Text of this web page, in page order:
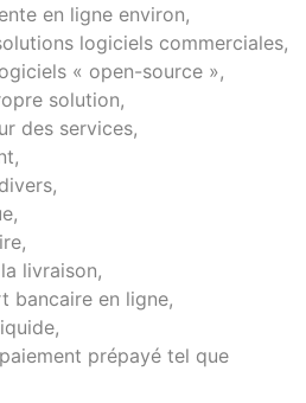
en ligne environ,
logiciels commerciales,
« open-source »,
solution,
des services,
livraison,
bancaire en ligne,
prépayé tel que